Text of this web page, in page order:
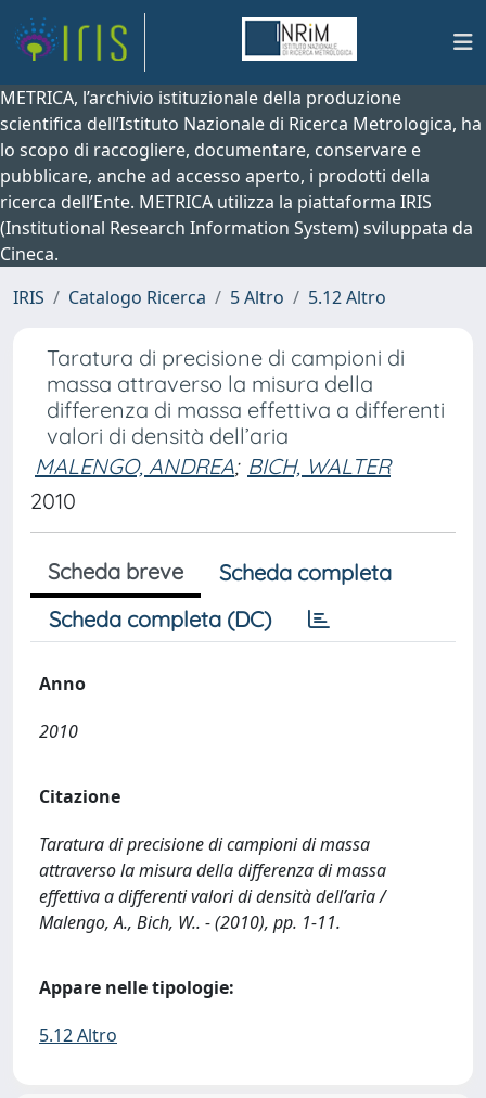
METRICA, l’archivio istituzionale della produzione
scientifica dell’Istituto Nazionale di Ricerca Metrologica, ha
lo scopo di raccogliere, documentare, conservare e
pubblicare, anche ad accesso aperto, i prodotti della
ricerca dell’Ente. METRICA utilizza la piattaforma IRIS
(Institutional Research Information System) sviluppata da
Cineca.
IRIS
Catalogo Ricerca 5 Altro 5.12 Altro
Taratura di precisione di campioni di
massa attraverso la misura della
differenza di massa effettiva a differenti
valori di densità dell’aria
MALENGO, ANDREA; BICH, WALTER
2010
Scheda breve
Scheda completa
Scheda completa (DC)
Anno
2010
Citazione
Taratura di precisione di campioni di massa
attraverso la misura della differenza di massa
effettiva a differenti valori di densità dell’aria /
Malengo, A., Bich, W.. - (2010), pp. 1-11.
Appare nelle tipologie:
5.12 Altro